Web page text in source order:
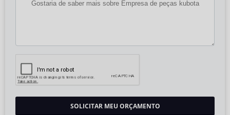
SOLICITAR MEU ORÇAMENTO